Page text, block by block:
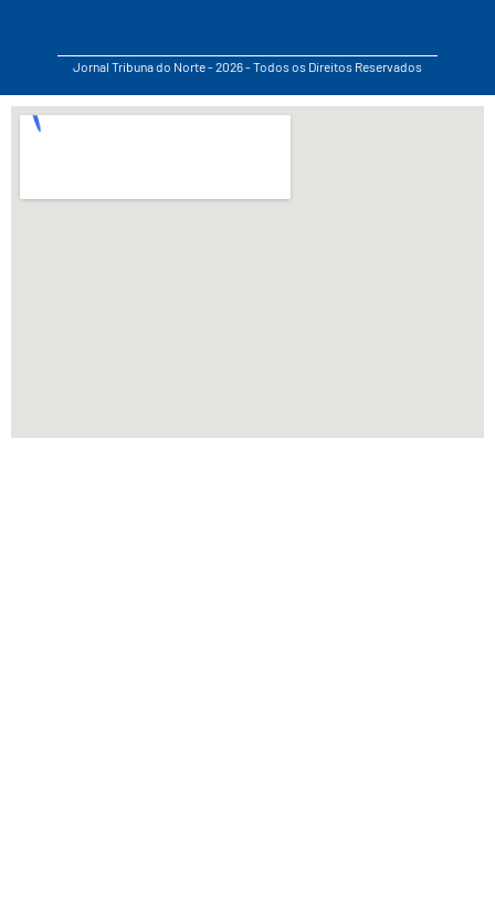
Jornal Tribuna do Norte - 2026 - Todos os Direitos Reservados